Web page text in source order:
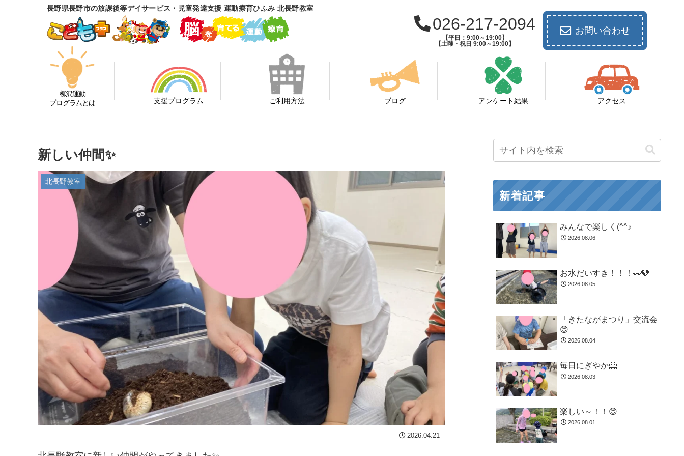
長野県長野市の放課後等デイサービス・児童発達支援 運動療育ひふみ 北長野教室
026-217-2094
【平日：9:00～19:00】
【土曜・祝日 9:00～19:00】
お問い合わせ
柳沢運動
プログラムとは
支援プログラム ご利用方法 ブログ アンケート結果 アクセス
新しい仲間✨
北長野教室
2026.04.21
新着記事
みんなで楽しく(^^♪
2026.08.06
お水だいすき！！！👀🩵
2026.08.05
「きたながまつり」交流会
😊
2026.08.04
毎日にぎやか🤗
2026.08.03
楽しい～！！😊
2026.08.01